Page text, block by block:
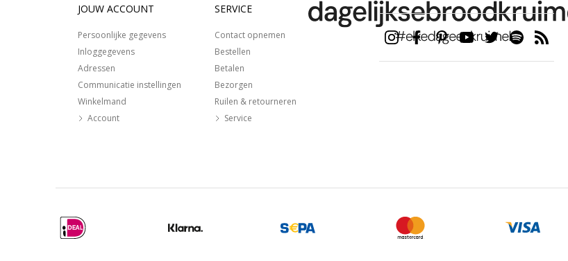
JOUW ACCOUNT
Persoonlijke gegevens
Inloggegevens
Adressen
Communicatie instellingen
Winkelmand
Account
SERVICE
Contact opnemen
Bestellen
Betalen
Bezorgen
Ruilen & retourneren
Service